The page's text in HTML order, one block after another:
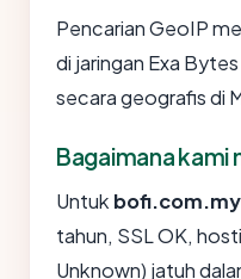
Pencarian GeoIP
di jaringan Exa
secara geografis di
Bagaimana kami
Untuk bofi.com.my
tahun, SSL OK,
Unknown) jatuh